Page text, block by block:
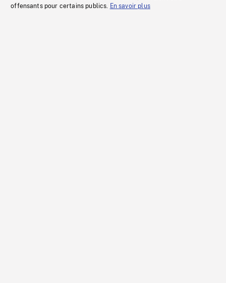
offensants pour certains publics. En savoir plus